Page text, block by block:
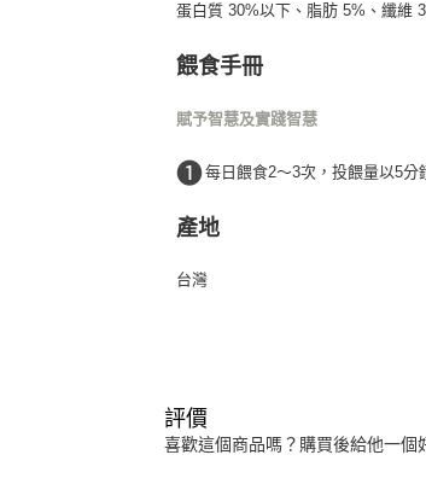
蛋白質 30%以下、脂肪 5%、纖維
餵食手冊
賦予智慧及實踐智慧
❶每日餵食2〜3次，投餵量以5分
產地
台灣
評價
喜歡這個商品嗎？購買後給他一個